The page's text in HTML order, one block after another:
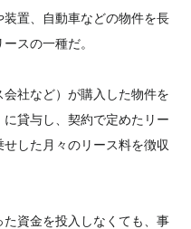
置、自動車などの物件を長
スの一種だ。
社など）が購入した物件を
貸与し、契約で定めたリー
した月々のリース料を徴収
資金を投入しなくても、事